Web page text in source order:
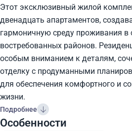
Этот эксклюзивный жилой
двенадцать апартаментов,
гармоничную среду проживания в
востребованных районов.
особым вниманием к деталям,
отделку с продуманными
для обеспечения комфортного и
жизни.
Подробнее
Особенности